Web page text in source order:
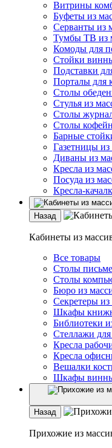
Витрины
Буфеты из
Серванты из
Тумбы ТВ из
Комоды для
Стойки
Подставки
Порталы для
Столы
Стулья из
Столы
Столы
Барные
Газетницы из
Диваны из
Кресла из
Посуда из
Кресла-
Назад
Кабинеты из
Все товары
Столы
Столы
Бюро из
Секретеры из
Шкафы
Библиотеки
Стеллажи для
Кресла
Кресла
Вешалки
Шкафы
Назад
Прихожие из